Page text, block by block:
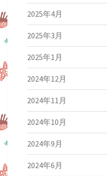
2025年4月
2025年3月
2025年1月
2024年12月
2024年11月
2024年10月
2024年9月
2024年6月